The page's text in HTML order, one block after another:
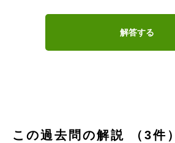
解答する
この過去問の解説 （3件）